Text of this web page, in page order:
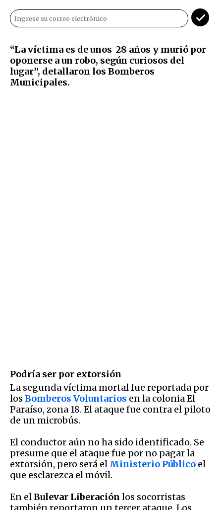
“La víctima es de unos 28 años y murió por
oponerse a un robo, según curiosos del
lugar”, detallaron los Bomberos
Municipales.
Podría ser por extorsión
La segunda víctima mortal fue reportada por
los Bomberos Voluntarios en la colonia El
Paraíso, zona 18. El ataque fue contra el piloto
de un microbús.
El conductor aún no ha sido identificado. Se
presume que el ataque fue por no pagar la
extorsión, pero será el Ministerio Público el
que esclarezca el móvil.
En elBulevar Liberación los socorristas
también reportaron un tercer ataque. Los